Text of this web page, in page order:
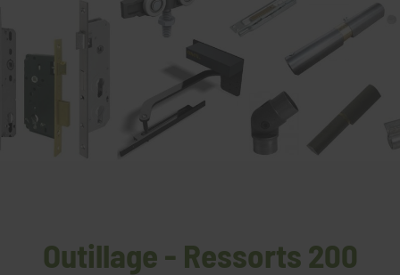
Outillage - Ressorts 200